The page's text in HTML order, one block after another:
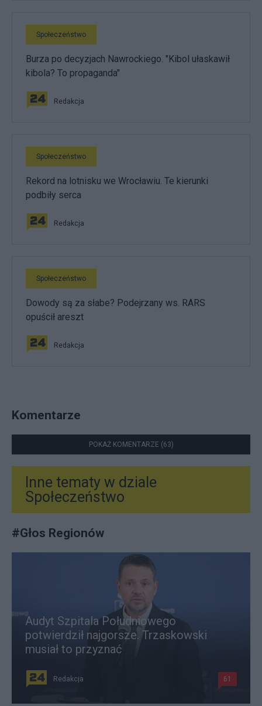
Społeczeństwo
Burza po decyzjach Nawrockiego. "Kibol ułaskawił
kibola? To propaganda"
Redakcja
Społeczeństwo
Rekord na lotnisku we Wrocławiu. Te kierunki
podbiły serca
Redakcja
Społeczeństwo
Dowody są za słabe? Podejrzany ws. RARS
opuścił areszt
Redakcja
Komentarze
POKAŻ KOMENTARZE (63)
Inne tematy w dziale
Społeczeństwo
#Głos Regionów
Audyt Szpitala Południowego
potwierdził najgorsze. Trzaskowski
musiał to przyznać
Redakcja 61